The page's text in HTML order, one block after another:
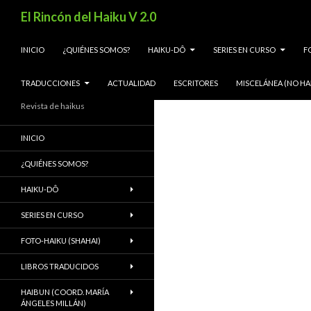
El Rincón del Haiku V 2.0
INICIO
¿QUIÉNES SOMOS? HAIKU-DÔ SERIES EN CURSO
TRADUCCIONES ACTUALIDAD ESCRITORES MISCELÁNEA (NO
Revista de haikus
INICIO
¿QUIÉNES SOMOS?
HAIKU-DÔ
SERIES EN CURSO
FOTO-HAIKU (SHAHAI)
LIBROS TRADUCIDOS
HAIBUN (COORD. MARÍA
ÁNGELES MILLÁN)